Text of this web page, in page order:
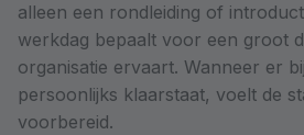
alleen een rondleiding of
werkdag bepaalt voor een groot
organisatie ervaart. Wanneer er
persoonlijks klaarstaat, voelt de
voorbereid.